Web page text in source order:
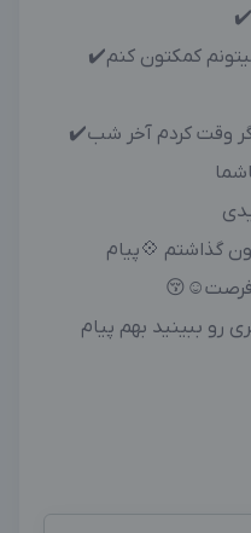
کمکتون کنم✔️
وقت کردم آخر شب✔️
گذاشتم 💠پیام
فرصت☺️😚
رو ببینید بهم پیام